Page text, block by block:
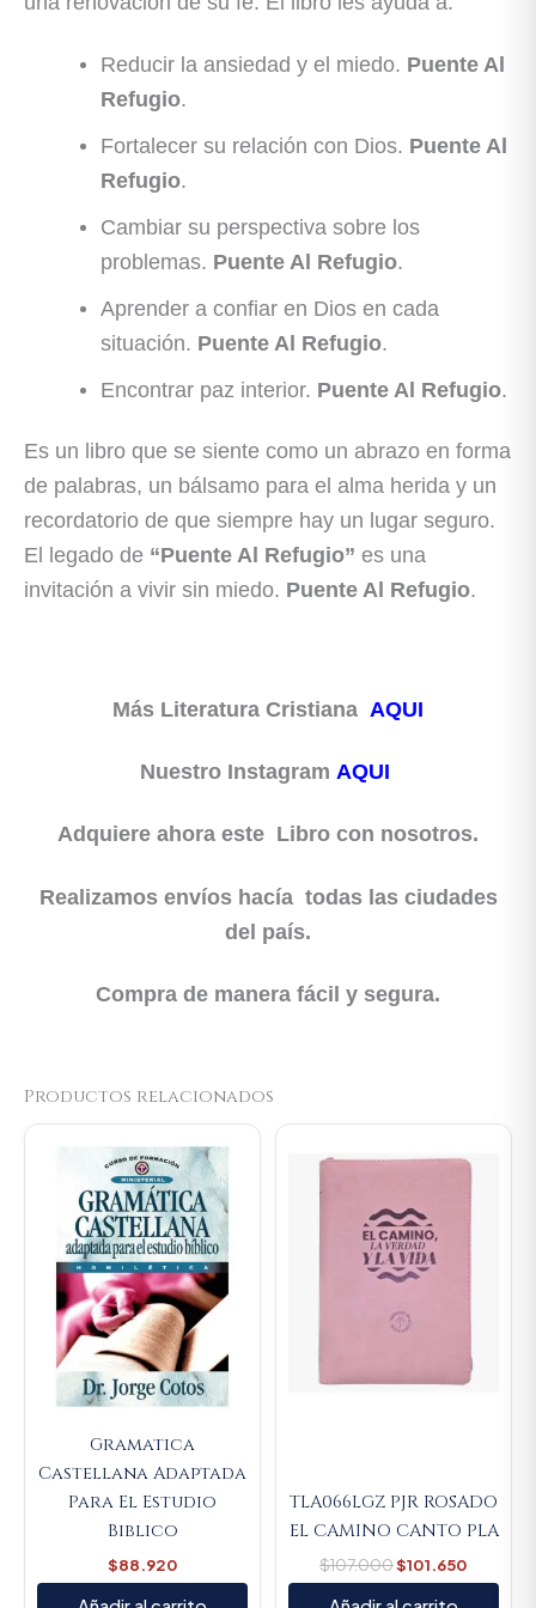
Reducir la ansiedad y el miedo. Puente Al
Refugio.
Fortalecer su relación con Dios. Puente Al
Refugio.
Cambiar su perspectiva sobre los
problemas. Puente Al Refugio.
Aprender a confiar en Dios en cada
situación. Puente Al Refugio.
Encontrar paz interior. Puente Al Refugio.
Es un libro que se siente como un abrazo en forma
de palabras, un bálsamo para el alma herida y un
recordatorio de que siempre hay un lugar seguro.
El legado de “Puente Al Refugio” es una
invitación a vivir sin miedo. Puente Al Refugio.
Más Literatura Cristiana AQUI
Nuestro Instagram AQUI
Adquiere ahora este Libro con nosotros.
Realizamos envíos hacía todas las ciudades
del país.
Compra de manera fácil y segura.
Productos relacionados
Gramatica
Castellana Adaptada
Para El Estudio
Biblico
$88.920
TLA066LGZ PJR ROSADO
EL CAMINO CANTO PLA
$107.000
price
$101.650
Current
is: